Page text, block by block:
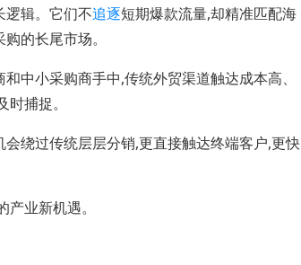
逻辑。它们不追逐短期爆款流量,却精准匹配海
的长尾市场。
小采购商手中,传统外贸渠道触达成本高、
捕捉。
会绕过传统层层分销,更直接触达终端客户,更快
业新机遇。